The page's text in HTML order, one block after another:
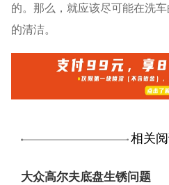
的。那么，就应该尽可能在洗
的清洁。
相关
大众高尔夫底盘生锈问题